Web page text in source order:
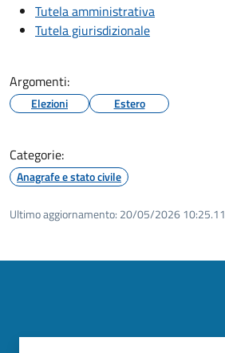
Tutela amministrativa
Tutela giurisdizionale
Argomenti:
Elezioni Estero
Categorie:
Anagrafe e stato civile
Ultimo aggiornamento: 20/05/2026 10:25.11